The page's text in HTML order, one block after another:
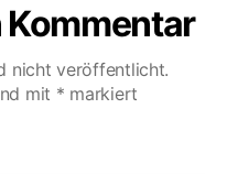
Kommentar
nicht veröffentlicht.
mit * markiert